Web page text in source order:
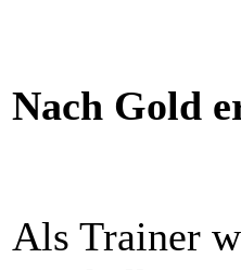
Nach Gold
Als Trainer